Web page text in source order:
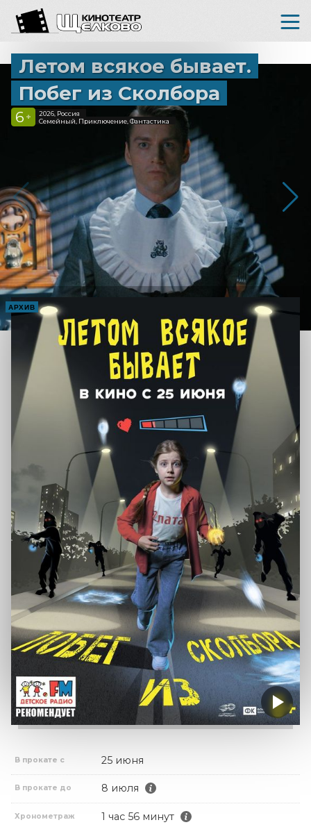
Летом всякое бывает.
Побег из Сколбора
6 +
2026, Россия
Семейный, Приключение, Фантастика
АРХИВ
В прокате с 25 июня
В прокате до 8 июля
Хронометраж 1 час 56 минут